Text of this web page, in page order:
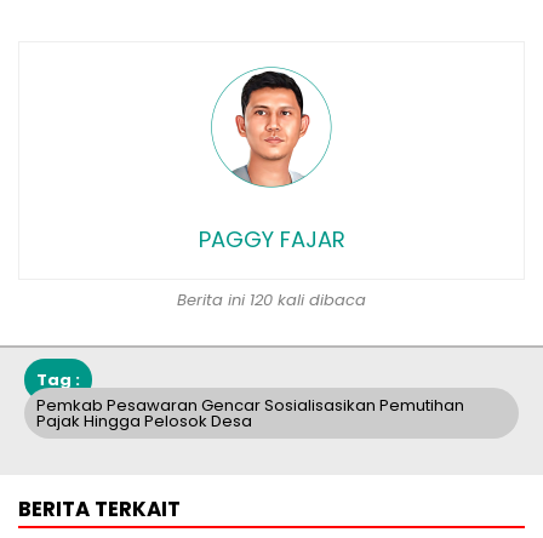
PAGGY FAJAR
Berita ini 120 kali dibaca
Tag :
Pemkab Pesawaran Gencar Sosialisasikan Pemutihan
Pajak Hingga Pelosok Desa
BERITA TERKAIT